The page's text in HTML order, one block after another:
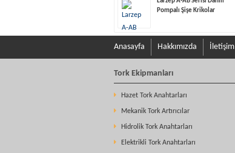
Pompalı Şişe Krikolar
Anasayfa Hakkımızda İletişim
Tork Ekipmanları
Hazet Tork Anahtarları
Mekanik Tork Artırıcılar
Hidrolik Tork Anahtarları
Elektrikli Tork Anahtarları